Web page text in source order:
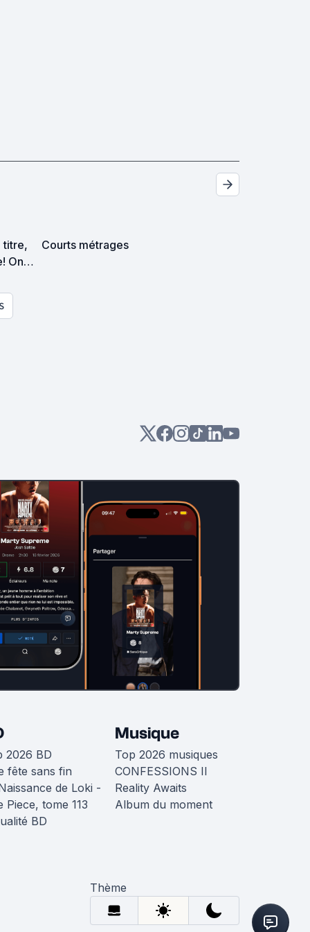
titre,
On
Courts métrages
2026 BD
fête sans fin
de Loki -
Piece, tome 113
BD
Musique
Top 2026 musiques
CONFESSIONS II
Reality Awaits
Album du moment
Thème